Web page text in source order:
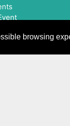
browsing
Bug